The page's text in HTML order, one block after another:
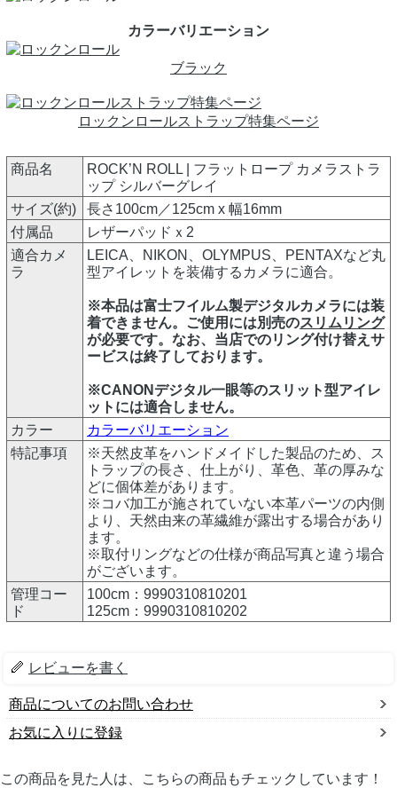
カラーバリエーション
ブラック
ロックンロールストラップ特集ページ
商品名
ROCK’N ROLL | フラットロープ カメラストラ
ップ シルバーグレイ
サイズ(約)
長さ100cm／125cm x 幅16mm
付属品
レザーパッドｘ2
適合カメ
ラ
LEICA、NIKON、OLYMPUS、PENTAXなど丸
型アイレットを装備するカメラに適合。
※本品は富士フイルム製デジタルカメラには装
着できません。ご使用には別売のスリムリング
が必要です。なお、当店でのリング付け替えサ
ービスは終了しております。
※CANONデジタル一眼等のスリット型アイレ
ットには適合しません。
カラー
カラーバリエーション
特記事項
※天然皮革をハンドメイドした製品のため、ス
トラップの長さ、仕上がり、革色、革の厚みな
どに個体差があります。
※コバ加工が施されていない本革パーツの内側
より、天然由来の革繊維が露出する場合があり
ます。
※取付リングなどの仕様が商品写真と違う場合
がございます。
管理コー
ド
100cm：9990310810201
125cm：9990310810202
レビューを書く
商品についてのお問い合わせ
お気に入りに登録
この商品を見た人は、こちらの商品もチェックしています！